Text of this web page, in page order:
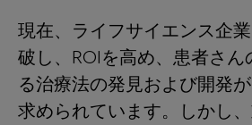
現在、ライフサイエンス企
破し、ROIを高め、患者さん
る治療法の発見および開発
求められています。しかし